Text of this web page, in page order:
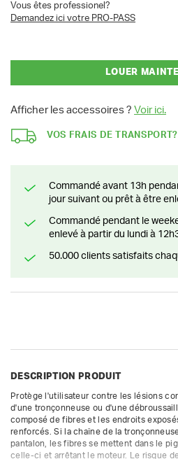
Vous êtes professionel?
Demandez ici votre PRO-PASS
LOUER
Afficher les accessoires ? Voir ici.
VOS FRAIS DE TRANSPORT?
Commandé avant 13h pendant la semaine? Livré le
jour suivant ou prêt à être
Commandé pendant le weekend? Livré ou prêt à être
enlevé à partir du lundi à
50.000 clients satisfaits
DESCRIPTION PRODUIT
Protège l'utilisateur contre les lésions
d'une tronçonneuse ou d'une
composé de fibres et les endroits
renforcés. Si la chaîne de la
pantalon, les fibres se mettent dans le
celle-ci et arrêtant le moteur. Le risque